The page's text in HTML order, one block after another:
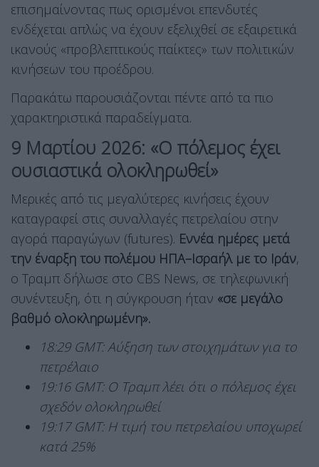
επισημαίνοντας πως ορισμένοι επενδυτές
ενδέχεται απλώς να έχουν εξελιχθεί σε εξαιρετικά
ικανούς «προβλεπτικούς παίκτες» των πολιτικών
κινήσεων του προέδρου.
Παρακάτω παρουσιάζονται πέντε από τα πιο
χαρακτηριστικά παραδείγματα.
9 Μαρτίου 2026: «Ο πόλεμος έχει
ουσιαστικά ολοκληρωθεί»
Μερικές από τις μεγαλύτερες κινήσεις έχουν
καταγραφεί στις συναλλαγές πετρελαίου στην
αγορά παραγώγων (futures). Εννέα ημέρες μετά
την έναρξη του πολέμου ΗΠΑ–Ισραήλ με το Ιράν,
ο Τραμπ δήλωσε στο CBS News, σε τηλεφωνική
συνέντευξη, ότι η σύγκρουση ήταν «σε μεγάλο
βαθμό ολοκληρωμένη».
18:29 GMT: Αύξηση των στοιχημάτων για το
πετρέλαιο
19:16 GMT: Ο Τραμπ λέει ότι ο πόλεμος έχει
σχεδόν ολοκληρωθεί
19:17 GMT: Η τιμή του πετρελαίου υποχωρεί
κατά 25%